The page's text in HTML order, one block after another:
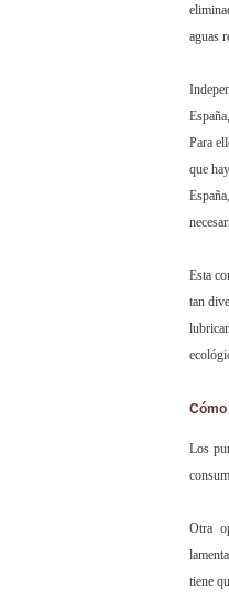
aguas
Para
que
Esta
tan
Los
Otra
tiene